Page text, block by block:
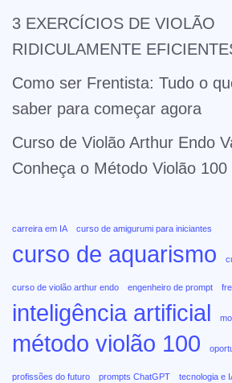
3 EXERCÍCIOS DE VIOLÃO
RIDICULAMENTE
Como ser Frentista: Tudo o
saber para começar agora
Curso de Violão Arthur Endo
Conheça o Método Violão 100
carreira em IA curso de amigurumi para iniciantes
curso de aquarismo
curso de violão arthur endo engenheiro de prompt
inteligência artificial
método violão 100
profissões do futuro prompts ChatGPT tecnologia e